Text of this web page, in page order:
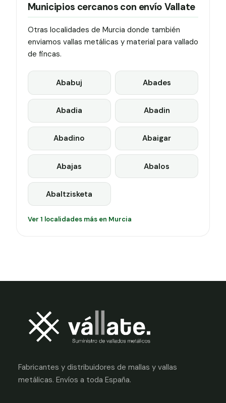
Municipios cercanos con envío Vallate
Otras localidades de Murcia donde también
enviamos vallas metálicas y material para vallado
de fincas.
Ababuj Abades
Abadia Abadin
Abadino Abaigar
Abajas Abalos
Abaltzisketa
Ver 1 localidades más en Murcia
Fabricantes y distribuidores de mallas y vallas
metálicas. Envíos a toda España.